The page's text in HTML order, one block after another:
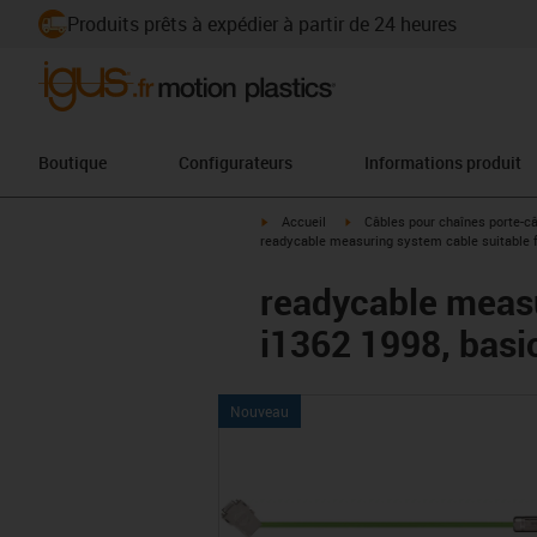
Produits prêts à expédier à partir de 24 heures
Boutique Configurateurs Informations produit
igus-icon-arrow-right
Accueil igus-icon-arrow-right
Câbles pour chaînes porte-
readycable measuring system cable suitable
readycable
i1362 1998,
Nouveau